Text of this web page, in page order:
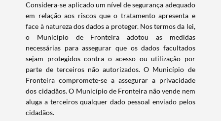
Termo de Pesquisa
Categorias gerais
Considera-se aplicado um nível de segurança adequado
em relação aos riscos que o tratamento apresenta e
face à natureza dos dados a proteger. Nos termos da lei,
o Município de Fronteira adotou as medidas
necessárias para assegurar que os dados facultados
sejam protegidos contra o acesso ou utilização por
parte de terceiros não autorizados. O Município de
Fronteira compromete-se a assegurar a privacidade
dos cidadãos. O Município de Fronteira não vende nem
aluga a terceiros qualquer dado pessoal enviado pelos
cidadãos.